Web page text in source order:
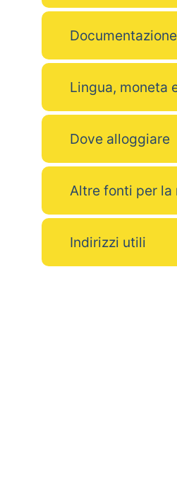
Lingua, moneta
Dove alloggiare
Altre fonti per la
Indirizzi utili